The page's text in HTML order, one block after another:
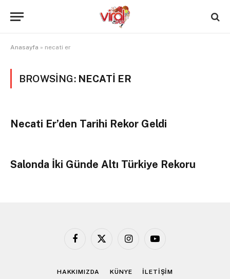
Anasayfa » necati er
BROWSING: NECATI ER
Necati Er’den Tarihi Rekor Geldi
Salonda İki Günde Altı Türkiye Rekoru
Facebook
X
InstagramYouTube
HAKKIMIZDA KÜNYE İLETİŞİM